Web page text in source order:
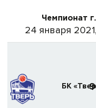
Чемпионат
24 января
БК